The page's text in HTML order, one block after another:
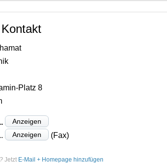
Platz 8
Anzeigen
Anzeigen (Fax)
Jetzt E-Mail + Homepage hinzufügen